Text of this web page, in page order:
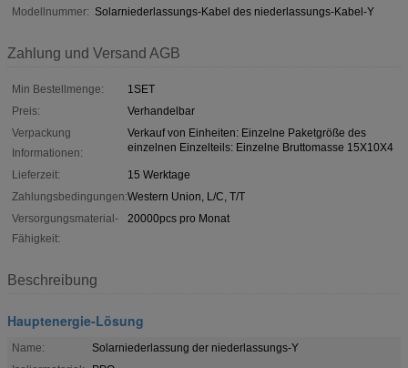
Modellnummer: Solarniederlassungs-Kabel des niederlassungs-Kabel-Y
Zahlung und Versand AGB
Min Bestellmenge:
1SET
Preis:
Verhandelbar
Verpackung
Informationen:
Verkauf von Einheiten: Einzelne Paketgröße des
einzelnen Einzelteils: Einzelne Bruttomasse 15X10X4
Lieferzeit:
15 Werktage
Zahlungsbedingungen:Western Union, L/C, T/T
Versorgungsmaterial-
Fähigkeit:
20000pcs pro Monat
Beschreibung
Hauptenergie-Lösung
Name:
Solarniederlassung der niederlassungs-Y